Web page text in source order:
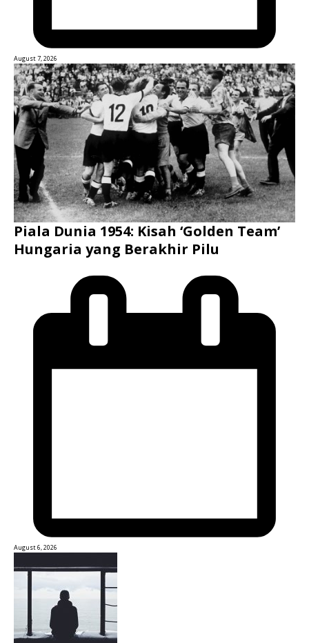
August 7, 2026
Piala Dunia 1954: Kisah ‘Golden Team’
Hungaria yang Berakhir Pilu
August 6, 2026